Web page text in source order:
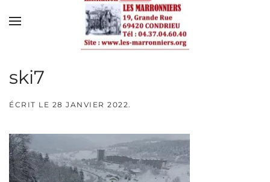
Skip to main content
ski7
ÉCRIT LE 28 JANVIER 2022.